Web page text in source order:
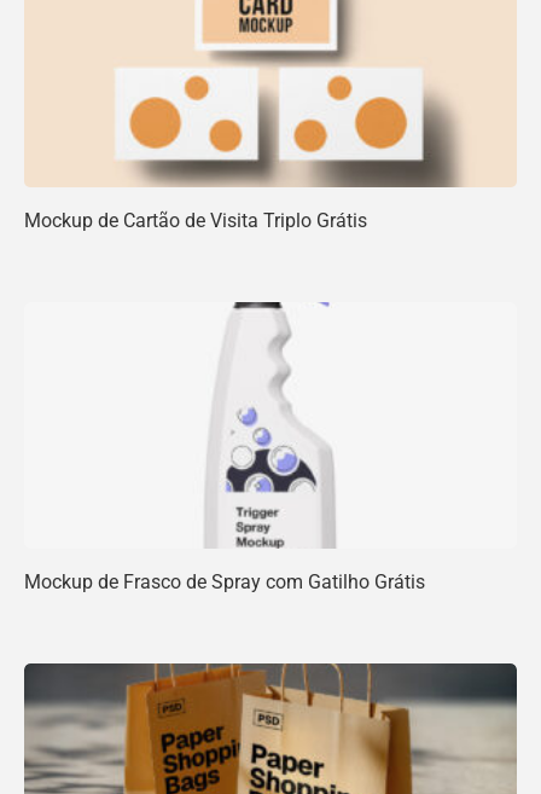
Mockup de Cartão de Visita Triplo Grátis
Mockup de Frasco de Spray com Gatilho Grátis